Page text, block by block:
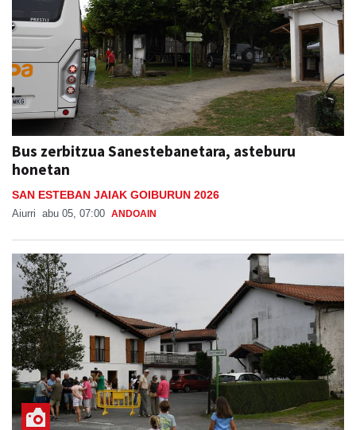
Bus zerbitzua Sanestebanetara, asteburu
honetan
SAN ESTEBAN JAIAK GOIBURUN 2026
Aiurri abu 05, 07:00 ANDOAIN